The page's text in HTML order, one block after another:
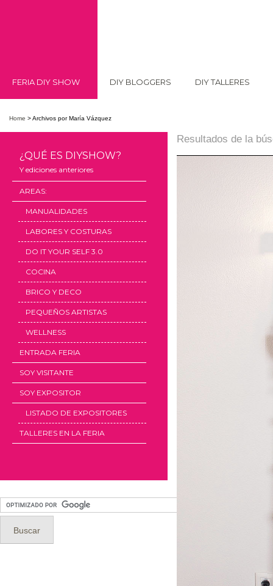
FERIA DIY SHOW DIY BLOGGERS DIY TALLERES
Home >Archivos por María Vázquez
¿QUÉ ES DIYSHOW?
Y ediciones anteriores
AREAS:
MANUALIDADES
LABORES Y COSTURAS
DO IT YOUR SELF 3.0
COCINA
BRICO Y DECO
PEQUEÑOS ARTISTAS
WELLNESS
ENTRADA FERIA
SOY VISITANTE
SOY EXPOSITOR
LISTADO DE EXPOSITORES
TALLERES EN LA FERIA
Resultados de la